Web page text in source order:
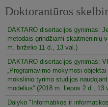
Doktorantūros
DAKTARO disertacijos gynimas:
metodais grindžiami skaitmeninių
m. birželio 11 d., 13 val.)
DAKTARO disertacijos gynimas:
„Programavimo mokymosi
mokslinio tyrimo studijos
modelius“ (2018 m. liepos 2 d., 13
Dalyko "Informatikos ir